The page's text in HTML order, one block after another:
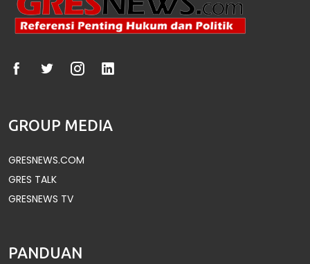
GROUP MEDIA
GRESNEWS.COM
GRES TALK
GRESNEWS TV
PANDUAN